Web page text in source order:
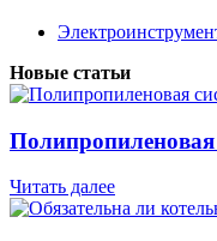
Новые статьи
Полипропиленовая
Читать далее